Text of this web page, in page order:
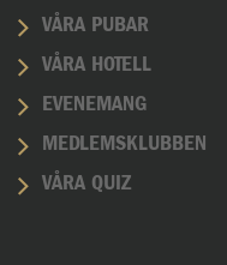
VÅRA PUBAR
VÅRA HOTELL
EVENEMANG
MEDLEMSKLUBBEN
VÅRA QUIZ